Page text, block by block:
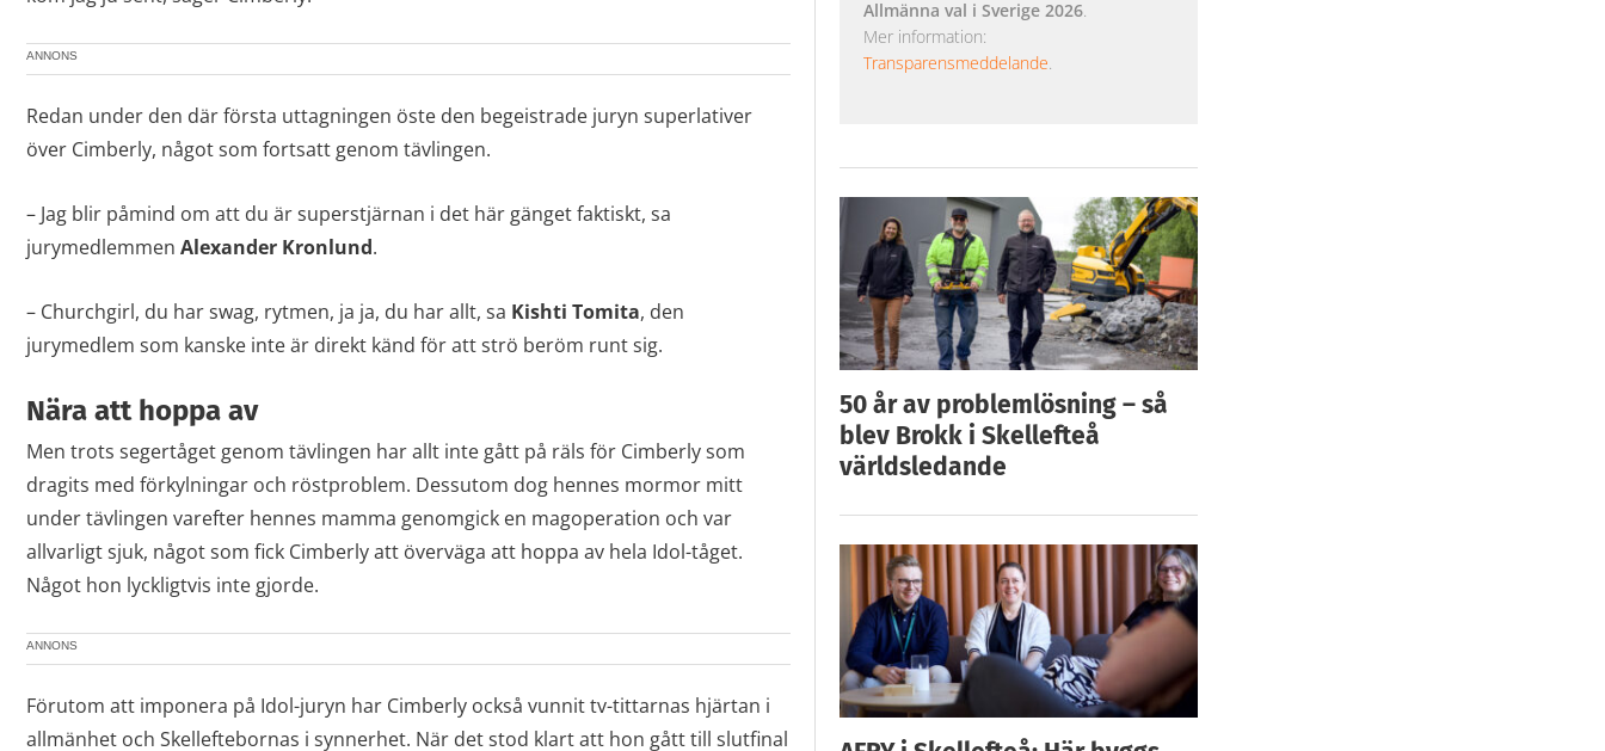
ANNONS
Redan under den där första uttagningen öste den begeistrade juryn superlativer
över Cimberly, något som fortsatt genom tävlingen.
– Jag blir påmind om att du är superstjärnan i det här gänget faktiskt, sa
jurymedlemmen Alexander Kronlund.
– Churchgirl, du har swag, rytmen, ja ja, du har allt, sa Kishti Tomita, den
jurymedlem som kanske inte är direkt känd för att strö beröm runt sig.
Nära att hoppa av
Men trots segertåget genom tävlingen har allt inte gått på räls för Cimberly som
dragits med förkylningar och röstproblem. Dessutom dog hennes mormor mitt
under tävlingen varefter hennes mamma genomgick en magoperation och var
allvarligt sjuk, något som fick Cimberly att överväga att hoppa av hela Idol-tåget.
Något hon lyckligtvis inte gjorde.
ANNONS
Förutom att imponera på Idol-juryn har Cimberly också vunnit tv-tittarnas hjärtan i
allmänhet och Skelleftebornas i synnerhet. När det stod klart att hon gått till slutfinal
Allmänna val i Sverige 2026.
Mer information:
Transparensmeddelande.
50 år av problemlösning – så
blev Brokk i Skellefteå
världsledande